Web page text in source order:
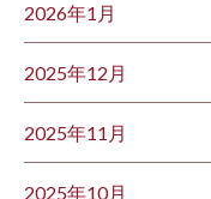
2026年1月
2025年12月
2025年11月
2025年10月